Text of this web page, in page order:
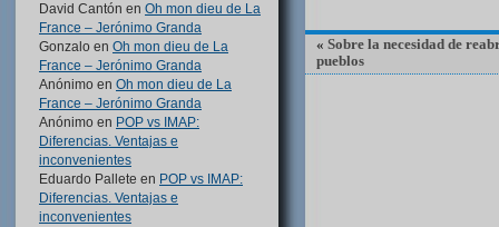
« Sobre la necesidad de
pueblos
David Cantón en Oh mon dieu de La
France – Jerónimo Granda
Gonzalo en Oh mon dieu de La
France – Jerónimo Granda
Anónimo en Oh mon dieu de La
France – Jerónimo Granda
Anónimo en POP vs IMAP:
Diferencias. Ventajas e
inconvenientes
Eduardo Pallete en POP vs IMAP:
Diferencias. Ventajas e
inconvenientes